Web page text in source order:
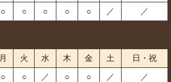
○ ○ ○ ○ ○ ／ ／
月 火 水 木 金 土
日・祝
○ ○ ／ ○ ○ ／
／